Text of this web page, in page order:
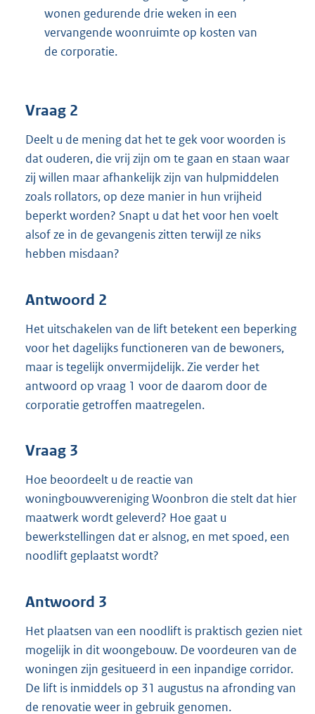
wonen gedurende drie weken in een
vervangende woonruimte op kosten van
de corporatie.
Vraag 2
Deelt u de mening dat het te gek voor woorden is
dat ouderen, die vrij zijn om te gaan en staan waar
zij willen maar afhankelijk zijn van hulpmiddelen
zoals rollators, op deze manier in hun vrijheid
beperkt worden? Snapt u dat het voor hen voelt
alsof ze in de gevangenis zitten terwijl ze niks
hebben misdaan?
Antwoord 2
Het uitschakelen van de lift betekent een beperking
voor het dagelijks functioneren van de bewoners,
maar is tegelijk onvermijdelijk. Zie verder het
antwoord op vraag 1 voor de daarom door de
corporatie getroffen maatregelen.
Vraag 3
Hoe beoordeelt u de reactie van
woningbouwvereniging Woonbron die stelt dat hier
maatwerk wordt geleverd? Hoe gaat u
bewerkstellingen dat er alsnog, en met spoed, een
noodlift geplaatst wordt?
Antwoord 3
Het plaatsen van een noodlift is praktisch gezien niet
mogelijk in dit woongebouw. De voordeuren van de
woningen zijn gesitueerd in een inpandige corridor.
De lift is inmiddels op 31 augustus na afronding van
de renovatie weer in gebruik genomen.